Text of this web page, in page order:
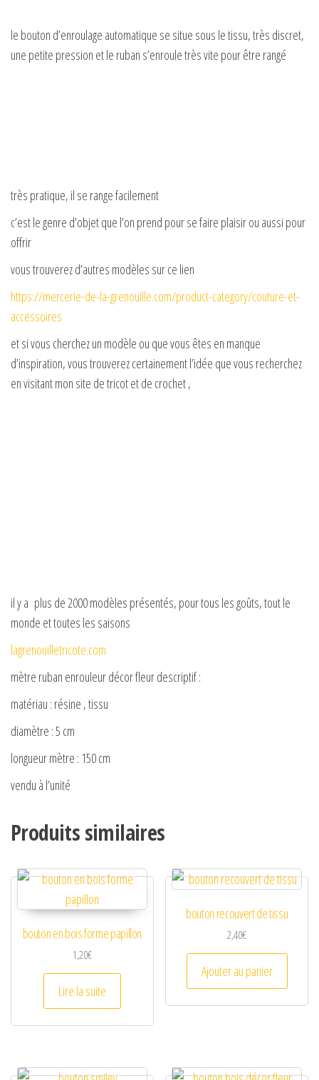
le bouton d’enroulage automatique se situe sous le tissu, très discret,
une petite pression et le ruban s’enroule très vite pour être rangé
très pratique, il se range facilement
c’est le genre d’objet que l’on prend pour se faire plaisir ou aussi pour
offrir
vous trouverez d’autres modèles sur ce lien
https://mercerie-de-la-grenouille.com/product-category/couture-et-
accessoires
et si vous cherchez un modèle ou que vous êtes en manque
d’inspiration, vous trouverez certainement l’idée que vous recherchez
en visitant mon site de tricot et de crochet ,
il y a plus de 2000 modèles présentés, pour tous les goûts, tout le
monde et toutes les saisons
lagrenouilletricote.com
mètre ruban enrouleur décor fleur descriptif :
matériau : résine , tissu
diamètre : 5 cm
longueur mètre : 150 cm
vendu à l’unité
Produits similaires
bouton en bois forme papillon
1,20€
Lire la suite
bouton recouvert de tissu
2,40€
Ajouter au panier